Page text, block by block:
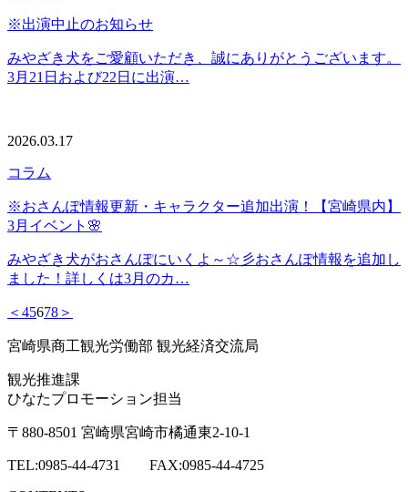
※出演中止のお知らせ
みやざき犬をご愛顧いただき、誠にありがとうございます。
3月21日および22日に出演…
2026.03.17
コラム
※おさんぽ情報更新・キャラクター追加出演！【宮崎県内】
3月イベント🌸
みやざき犬がおさんぽにいくよ～☆彡おさんぽ情報を追加し
ました！詳しくは3月のカ…
＜ 45678 ＞
宮崎県商工観光労働部 観光経済交流局
観光推進課
ひなたプロモーション担当
〒880-8501 宮崎県宮崎市橘通東2-10-1
TEL:0985-44-4731 FAX:0985-44-4725